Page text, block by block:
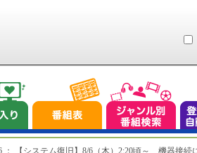
： 【システム復旧】8/6（木）2:20頃～ 機器接続